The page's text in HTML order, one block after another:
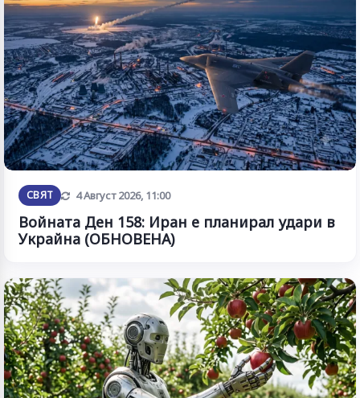
СВЯТ Обновена
4 Август 2026, 11:00
Войната Ден 158: Иран е планирал удари в
Украйна (ОБНОВЕНА)